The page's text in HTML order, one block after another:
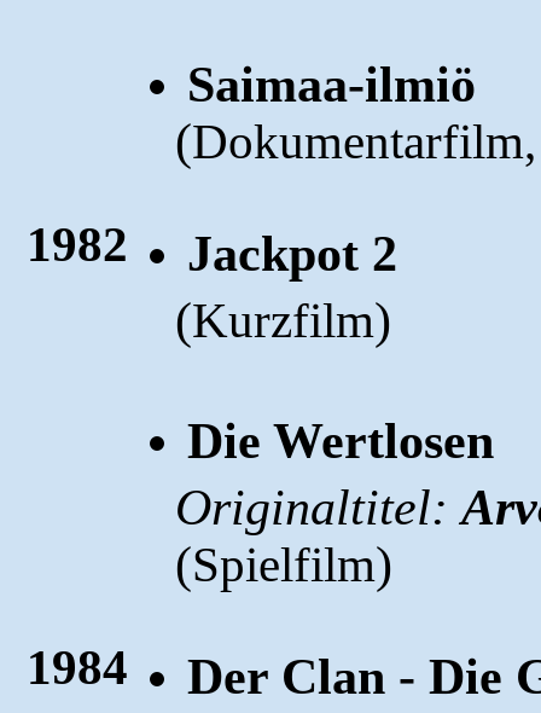
Saimaa-ilmiö
(
1982
Jackpot 2
(Kurzfilm)
Die Wertlosen
Originaltitel:
(Spielfilm)
1984
Der Clan - Die